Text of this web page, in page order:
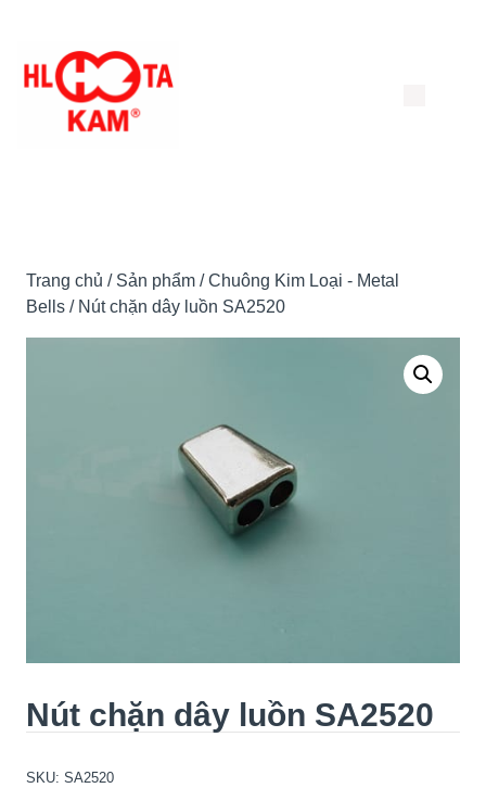
đến
Trang chủ / Sản phẩm /Chuông Kim Loại - Metal
Bells / Nút chặn dây luồn SA2520
Nút chặn dây luồn SA2520
SKU: SA2520